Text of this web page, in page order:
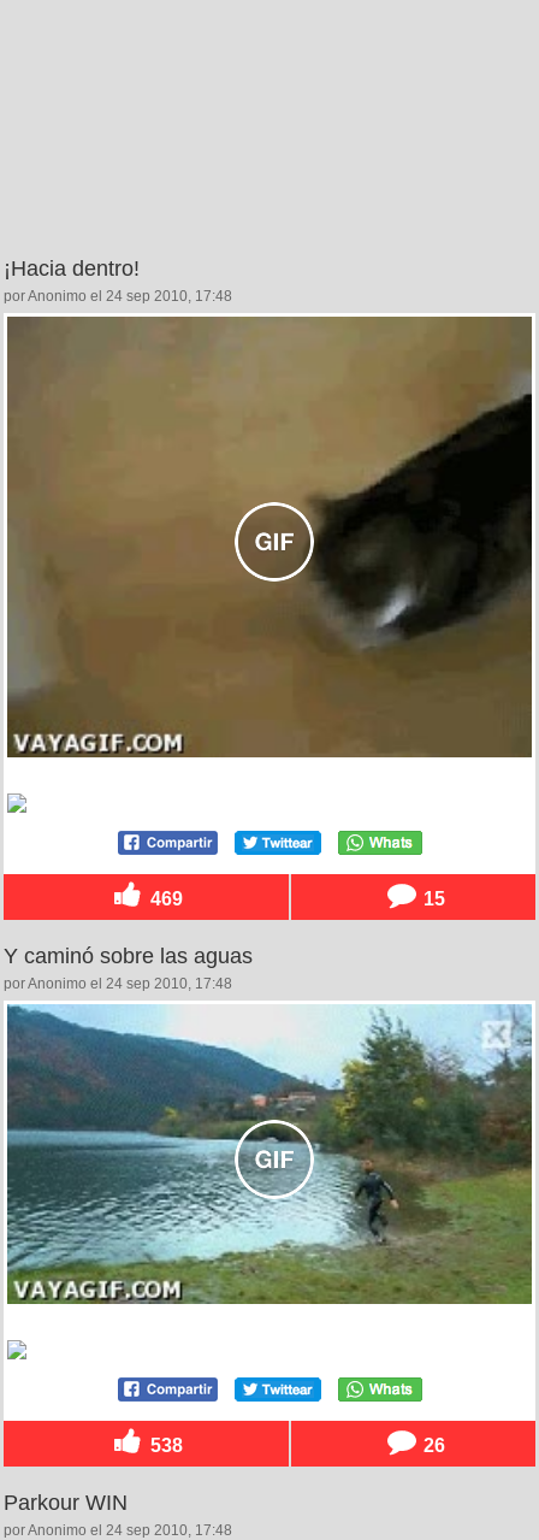
¡Hacia dentro!
por Anonimo el 24 sep 2010, 17:48
469 15
Y caminó sobre las aguas
por Anonimo el 24 sep 2010, 17:48
538 26
Parkour WIN
por Anonimo el 24 sep 2010, 17:48